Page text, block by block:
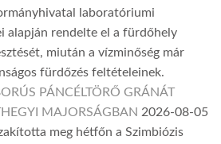
laboratóriumi
alapján rendelte el a fürdőhely
miután a vízminőség már
fürdőzés feltételeinek.
PÁNCÉLTÖRŐ GRÁNÁT
MAJORSÁGBAN 2026-08-05
meg hétfőn a Szimbiózis